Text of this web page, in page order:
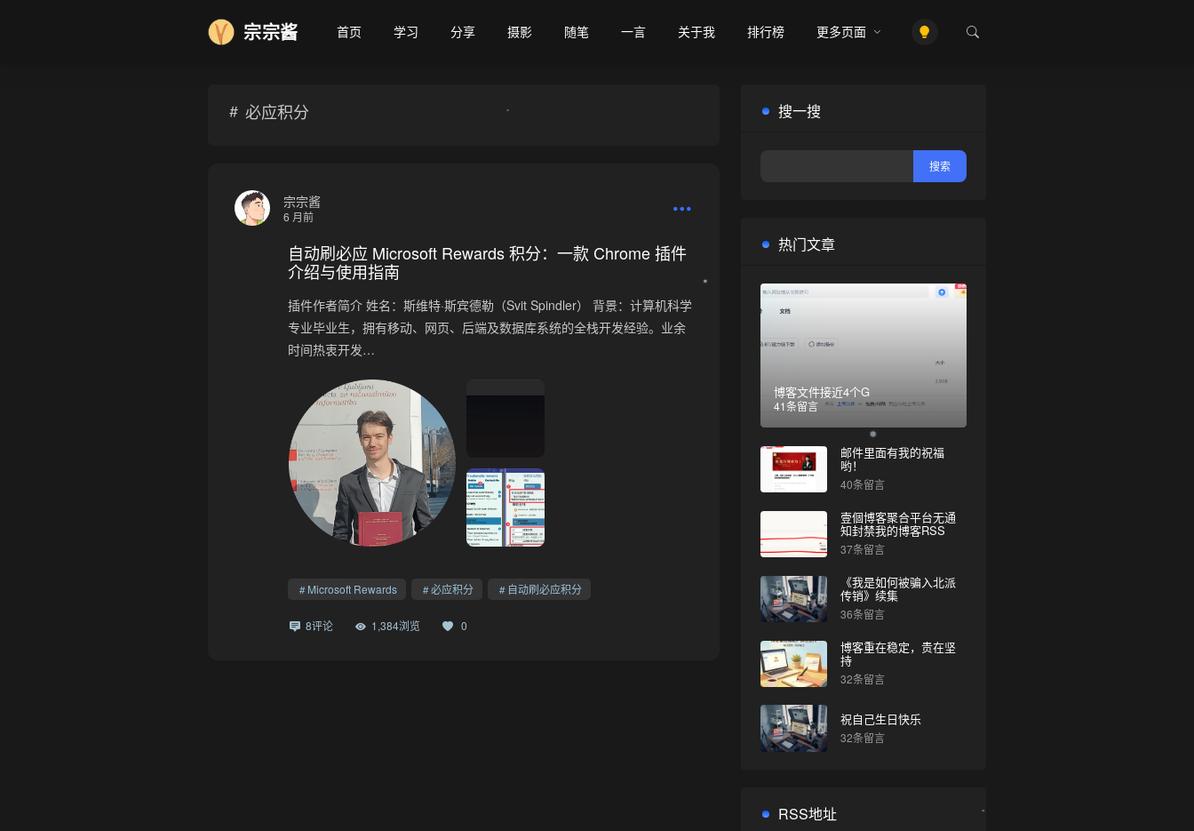
•
宗宗酱 首页 学习 分享 摄影 随笔 一言 关于我 排行榜 更多页面
必应积分
宗宗酱
6 月前
自动刷必应 Microsoft Rewards 积分：一款 Chrome 插件
介绍与使用指南
插件作者简介 姓名：斯维特·斯宾德勒（Svit Spindler） 背景：计算机科学
专业毕业生，拥有移动、网页、后端及数据库系统的全栈开发经验。业余
时间热衷开发…
Microsoft Rewards 必应积分 自动刷必应积分
8评论 1,384浏览 0
搜一搜
热门文章
博客文件接近4个G
41条留言
邮件里面有我的祝福
哟！
40条留言
壹個博客聚合平台无通
知封禁我的博客RSS
37条留言
《我是如何被骗入北派
传销》续集
36条留言
博客重在稳定，贵在坚
持
32条留言
祝自己生日快乐
32条留言
RSS地址